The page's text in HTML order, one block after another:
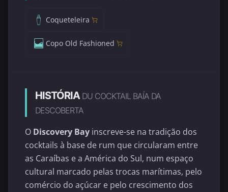
Coqueteleira
Copo Old Fashioned
HISTÓRIA DU COCKTAIL BAÍA DA
DESCOBERTA
O Discovery Bay inscreve-se na tradição dos
cocktails à base de rum que circularam entre
as Caraíbas e a América do Sul, num espaço
cultural marcado pelas trocas marítimas, pelo
comércio do açúcar e pelo crescimento dos